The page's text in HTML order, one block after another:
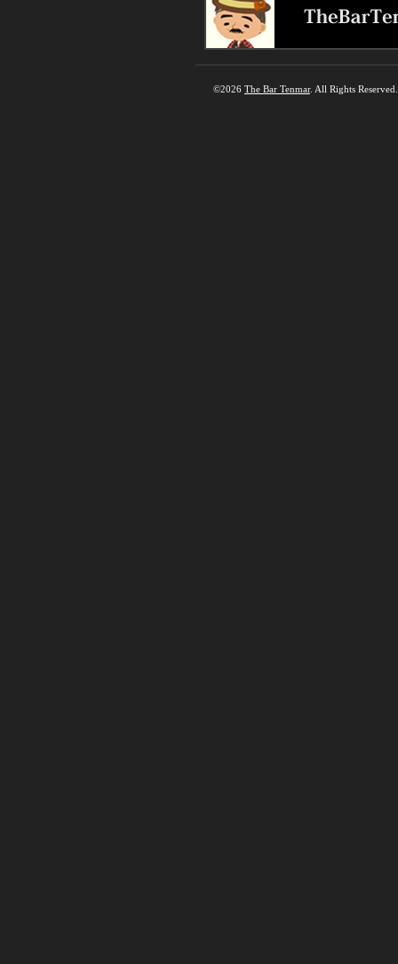
©2026 The Bar Tenmar. All Rights Reserved.